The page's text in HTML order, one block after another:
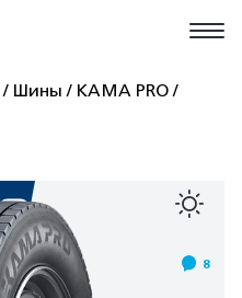
Шины
КАМА PRO
8